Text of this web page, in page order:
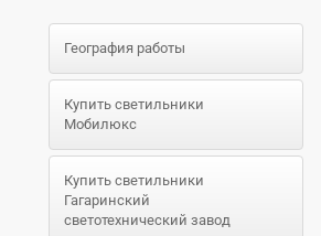
География работы
Купить светильники
Мобилюкс
Купить светильники
Гагаринский
светотехнический завод